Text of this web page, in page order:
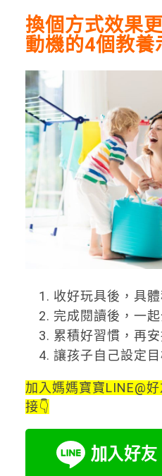
換個方式效果
動機的4個教養
收好玩具後，具
完成閱讀後，一
累積好習慣，再
讓孩子自己設定
加入媽媽寶寶LINE@
接👇